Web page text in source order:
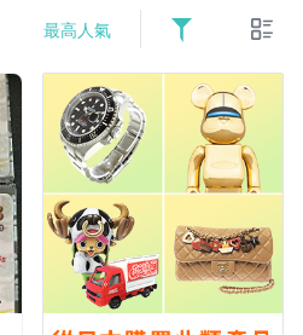
最高人氣